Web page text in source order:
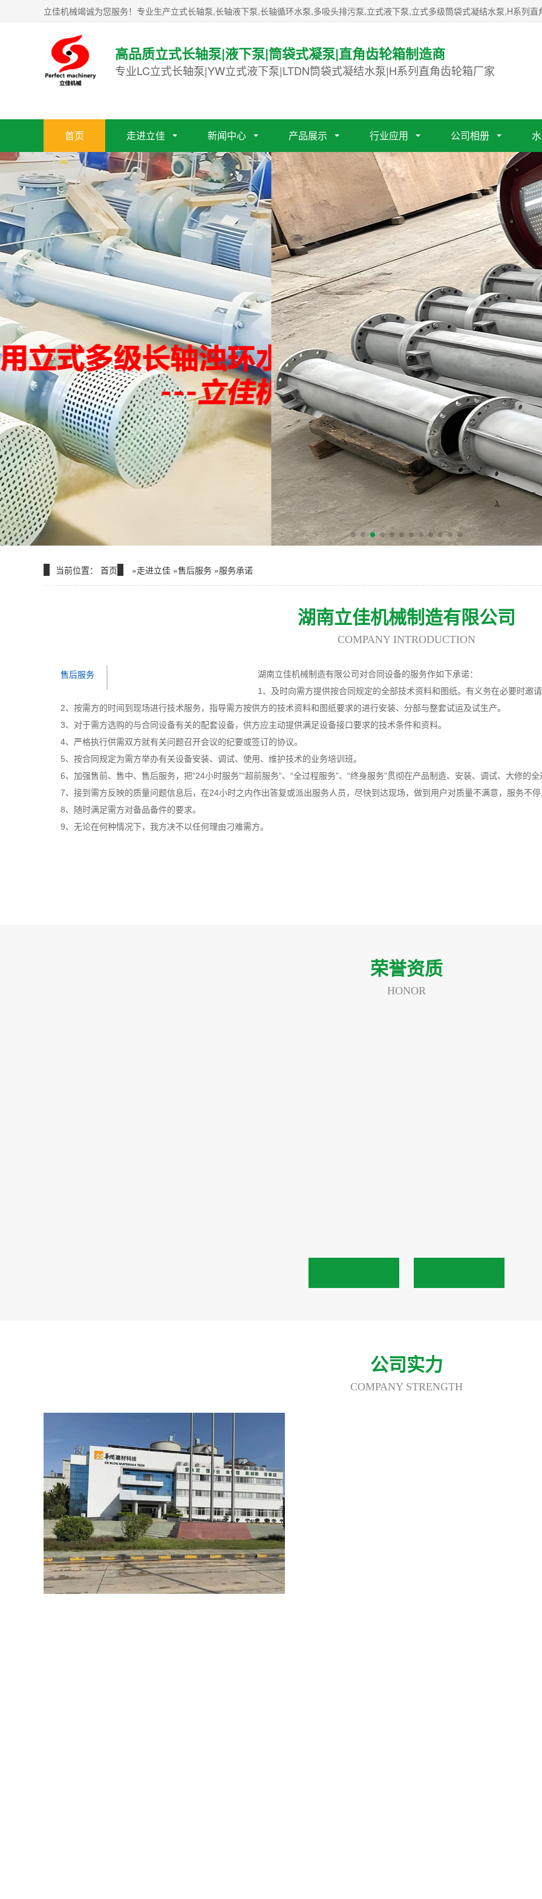
立佳机械竭诚为您服务！专业生产立式长轴泵,长轴液下泵,长轴循环水泵,多吸头排污泵,立式液下泵,立式多级筒袋式凝结水泵,H系列直
高品质立式长轴泵|液下泵|筒袋式凝泵|直角齿轮箱制造商
专业LC立式长轴泵|YW立式液下泵|LTDN筒袋式凝结水泵|H系列直角齿轮箱厂家
首页 走进立佳 新闻中心 产品展示 行业应用 公司相册
当前位置： 首页 »走进立佳 »售后服务 »服务承诺
湖南立佳机械制造有限公司
COMPANY INTRODUCTION
售后服务
湖南立佳机械制造有限公司对合同设备的服务作如下承诺：
1、及时向需方提供按合同规定的全部技术资料和图纸。有义务在必要时邀
2、按需方的时间到现场进行技术服务，指导需方按供方的技术资料和图纸要求的进行安装、分部与整套试运及试生产。
3、对于需方选购的与合同设备有关的配套设备，供方应主动提供满足设备接口要求的技术条件和资料。
4、严格执行供需双方就有关问题召开会议的纪要或签订的协议。
5、按合同规定为需方举办有关设备安装、调试、使用、维护技术的业务培训班。
6、加强售前、售中、售后服务，把“24小时服务”“超前服务”、“全过程服务”、“终身服务”贯彻在产品制造、安装、调试、大修的全
7、接到需方反映的质量问题信息后，在24小时之内作出答复或派出服务人员，尽快到达现场，做到用户对质量不满意，服务不停
8、随时满足需方对备品备件的要求。
9、无论在何种情况下，我方决不以任何理由刁难需方。
荣誉资质
HONOR
公司实力
COMPANY STRENGTH